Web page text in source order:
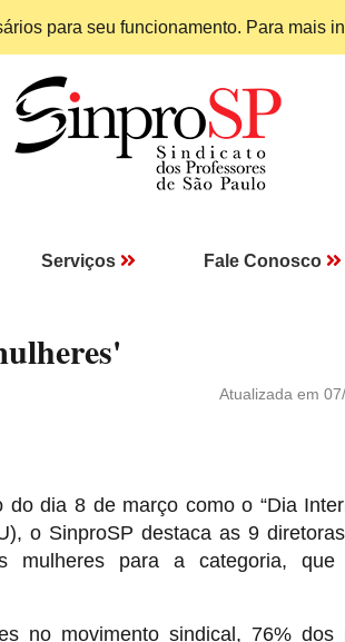
para seu funcionamento. Para mais
Serviços Fale Conosco
Atualizada em
dia 8 de março como o “Dia
o SinproSP destaca as 9
mulheres para a categoria, que
no movimento sindical, 76% dos